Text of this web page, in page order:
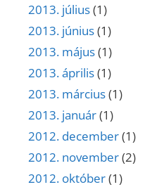
2013. július(1)
2013. június(1)
2013. május(1)
2013. április(1)
2013. március(1)
2013. január(1)
2012. december(1)
2012. november(2)
2012. október(1)